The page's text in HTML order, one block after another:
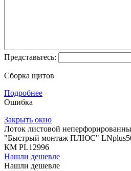
Представьтесь:
Сборка щитов
Подробнее
Ошибка
Закрыть окно
Лоток листовой
"Быстрый монтаж ПЛЮС"
КМ PL12996
Нашли дешевле
Нашли дешевле